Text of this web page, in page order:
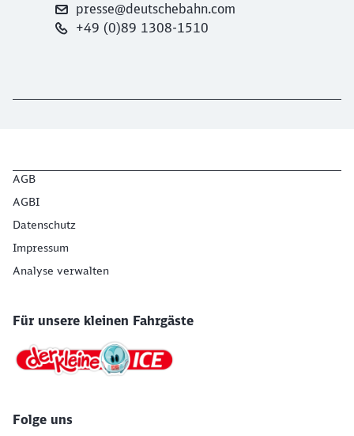
presse@deutschebahn.com
+49 (0)89 1308-1510
AGB
AGBI
Datenschutz
Impressum
Analyse verwalten
Für unsere kleinen Fahrgäste
Folge uns